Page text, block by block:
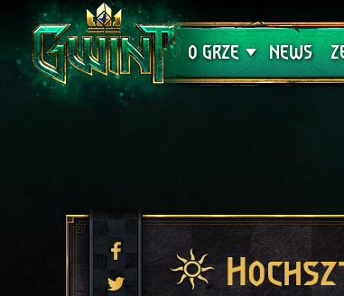
O GRZE
Wsparcie techniczne
NEWS